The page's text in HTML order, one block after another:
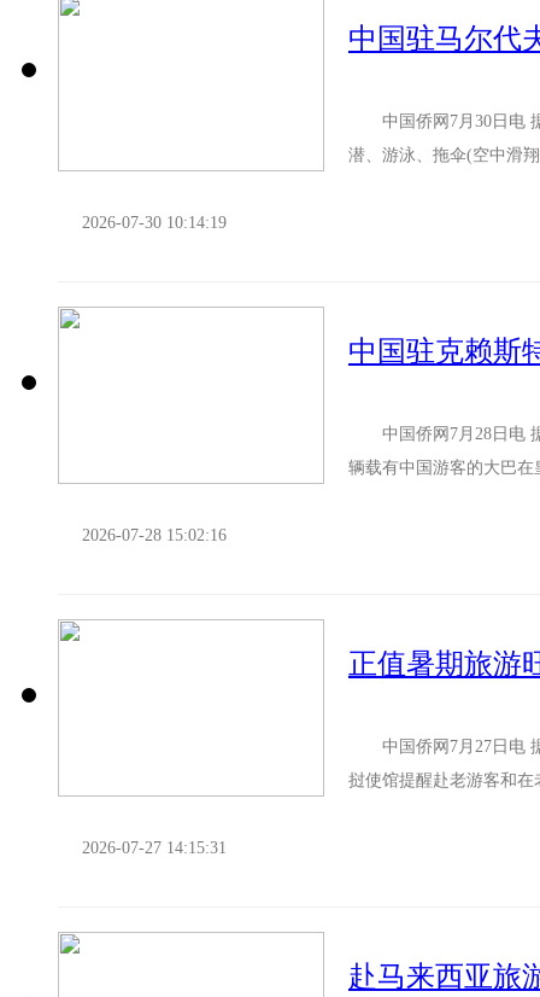
中国驻马尔代
中国侨网7月30日电 据
潜、游泳、拖伞(空中滑
2026-07-30 10:14:19
中国驻克赖斯
中国侨网7月28日电 据
辆载有中国游客的大巴在
2026-07-28 15:02:16
正值暑期旅游
中国侨网7月27日电 据
挝使馆提醒赴老游客和
2026-07-27 14:15:31